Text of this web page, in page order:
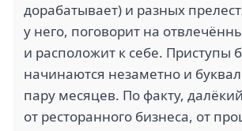
дорабатывает) и разных
у него, поговорит на
и расположит к себе. Приступы
начинаются незаметно и
пару месяцев. По факту, далёкий
от ресторанного бизнеса, от